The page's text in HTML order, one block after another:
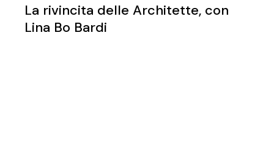
La rivincita delle Architette, con
Lina Bo Bardi